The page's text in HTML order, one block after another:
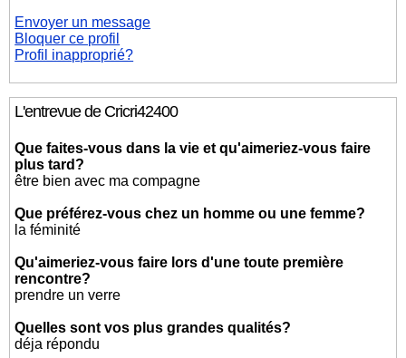
Envoyer un message
Bloquer ce profil
Profil inapproprié?
L'entrevue de Cricri42400
Que faites-vous dans la vie et qu'aimeriez-vous faire
plus tard?
être bien avec ma compagne
Que préférez-vous chez un homme ou une femme?
la féminité
Qu'aimeriez-vous faire lors d'une toute première
rencontre?
prendre un verre
Quelles sont vos plus grandes qualités?
déja répondu